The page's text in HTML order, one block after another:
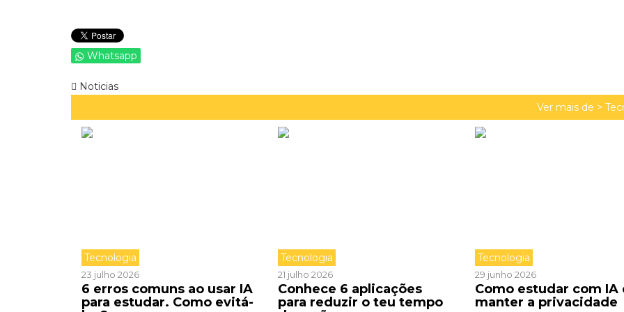
Whatsapp
Noticias
Ver mais de >
Tecnologia
23 julho 2026
6 erros comuns ao usar IA
para estudar. Como evitá-
Tecnologia
21 julho 2026
Conhece 6 aplicações
para reduzir o teu tempo
Tecnologia
29 junho 2026
Como estudar com IA
manter a privacidade